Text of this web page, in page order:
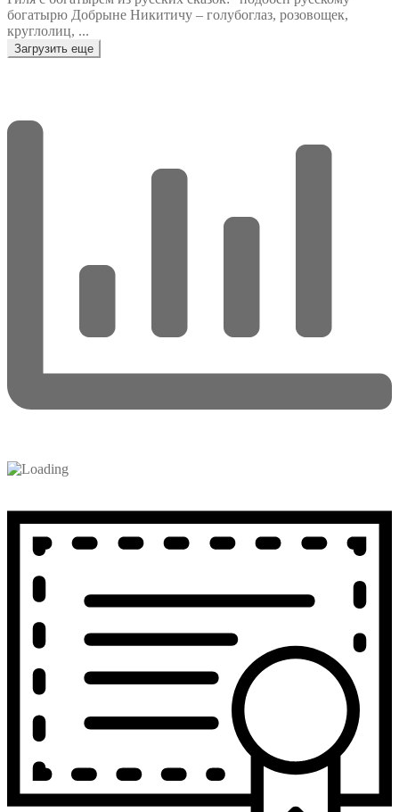
богатырю Добрыне Никитичу – голубоглаз, розовощек,
круглолиц, ...
Загрузить еще